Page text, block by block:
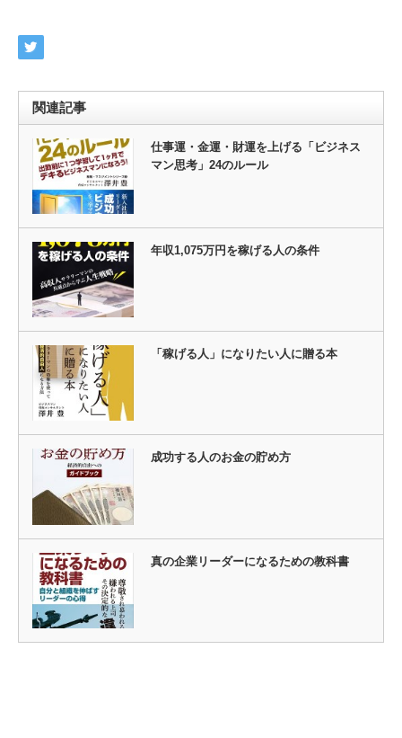
関連記事
仕事運・金運・財運を上げる「ビジネス
マン思考」24のルール
年収1,075万円を稼げる人の条件
「稼げる人」になりたい人に贈る本
成功する人のお金の貯め方
真の企業リーダーになるための教科書